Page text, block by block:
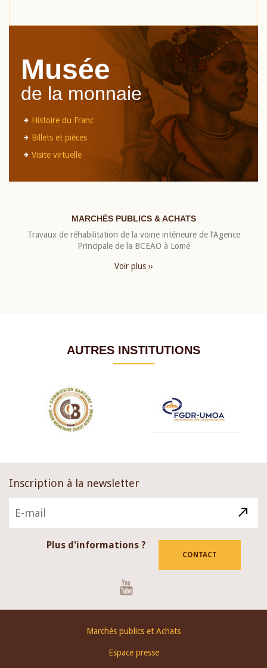
Musée
de la monnaie
Histoire du Franc
Billets et pièces
Visite virtuelle
MARCHÉS PUBLICS & ACHATS
Travaux de réhabilitation de la voirie intérieure de l’Agence
Principale de la BCEAO à Lomé
Voir plus ››
AUTRES INSTITUTIONS
Inscription à la newsletter
Plus d'informations ?
CONTACT
Marchés publics et Achats
Espace presse